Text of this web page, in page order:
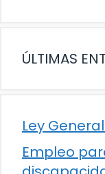
ÚLTIMAS
Ley
Empleo